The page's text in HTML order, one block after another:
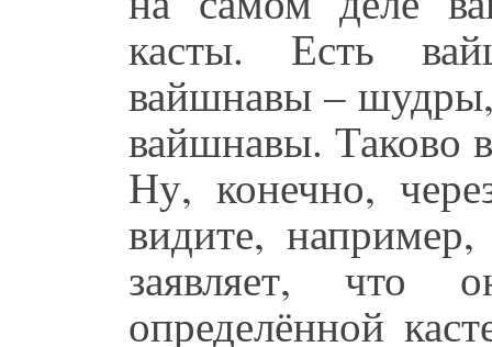
касты. Есть
вайшнавы –
вайшнавы. Таково
Ну, конечно,
видите,
заявляет, что
определённой